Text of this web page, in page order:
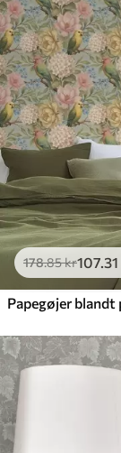
178.85kr107.31